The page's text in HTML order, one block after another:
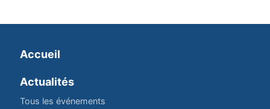
Accueil
Actualités
Tous les événements